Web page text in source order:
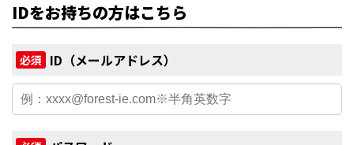
IDをお持ちの方はこちら
必須 ID（メールアドレス）